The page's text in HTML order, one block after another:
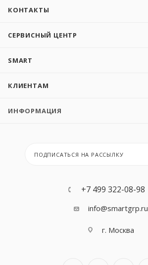
КОНТАКТЫ
СЕРВИСНЫЙ ЦЕНТР
SMART
КЛИЕНТАМ
ИНФОРМАЦИЯ
ПОДПИСАТЬСЯ НА РАССЫЛКУ
+7 499 322-08-98
info@smartgrp.ru
г. Москва